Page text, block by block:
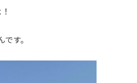
す。